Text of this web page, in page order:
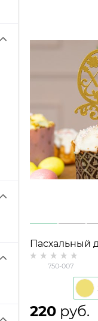
Пасхальный
металл
750-007
220 руб.